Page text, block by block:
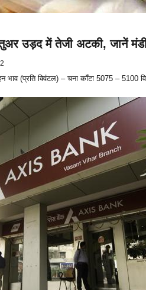
उड़द में तेजी अटकी, जानें
भाव (प्रति क्विंटल) – चना काँटा 5075 –